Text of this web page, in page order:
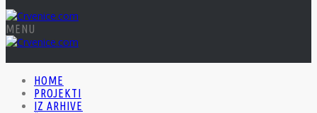
MENU
HOME
PROJEKTI
IZ ARHIVE